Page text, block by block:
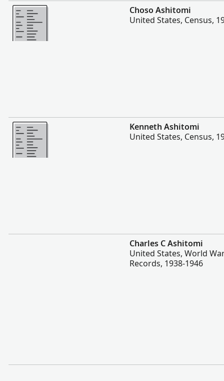
Нэмэх
Choso Ashitomi
United States, Census,
Нэмэх
Kenneth Ashitomi
United States, Census,
Charles C Ashitomi
United States, World
Records, 1938-1946